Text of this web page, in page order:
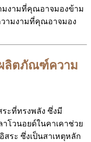
มงามที่คุณอาจมองข้าม
ลิตภัณฑ์ความ
ะที่ทรงพลัง ซึ่งมี
าโวนอยด์ในคาเคาช่วย
ระ ซึ่งเป็นสาเหตุหลัก